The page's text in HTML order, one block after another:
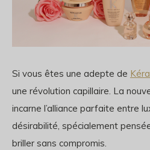
Si vous êtes une adepte de
une révolution capillaire. La
incarne l’alliance parfaite entre
désirabilité, spécialement
briller sans compromis.